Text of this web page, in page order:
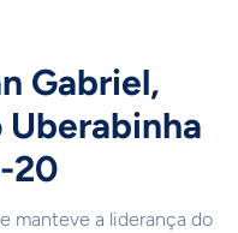
Gabriel,
20
manteve a liderança do